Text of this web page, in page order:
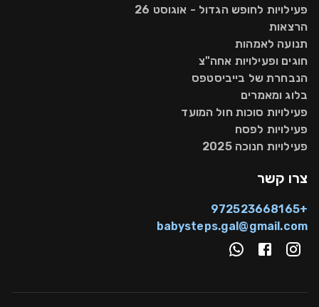
פעילויות לחופש הגדול - אוגוסט 26
הרצאות
תנועה לאמהות
חוגים ופעילויות אחה"צ
הנבחרת של בייביסטפס
בלוג ומאמרים
פעילויות סוכות חול המועד
פעילויות לפסח
פעילויות חנוכה 2025
צרו קשר
+972523668165
babysteps.gal@gmail.com